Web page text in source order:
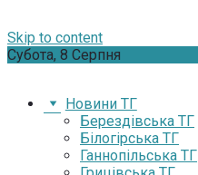
Skip to content
Субота, 8 Серпня
Новини ТГ
Берездівська ТГ
Білогірська ТГ
Ганнопільська ТГ